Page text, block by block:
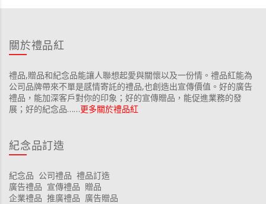
關於禮品紅
禮品,贈品和紀念品能讓人聯想起愛與關懷以及一份情。禮品紅能為
公司品牌帶來不單是感情寄託的禮品,也創造出宣傳價值。好的廣告
禮品，能加深客戶對你的印象；好的宣傳贈品，能促進業務的發
展；好的紀念品……更多關於禮品紅
紀念品訂造
紀念品 公司禮品 禮品訂造
廣告禮品 宣傳禮品 贈品
企業禮品 推廣禮品 廣告贈品